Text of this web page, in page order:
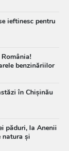
ieftinesc pentru
benzinăriilor
în Chișinău
păduri, la Anenii
natura și